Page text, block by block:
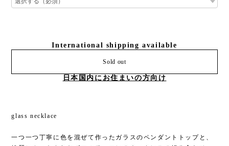
International shipping available
Sold out
日本国内にお住まいの方向け
glass necklace
一つ一つ丁寧に色を混ぜて作ったガラスのペンダントトップと、